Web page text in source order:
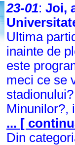
23-01: Joi,
Ultima
inainte de
este
meci ce se
Minunilor?,
... [
Din